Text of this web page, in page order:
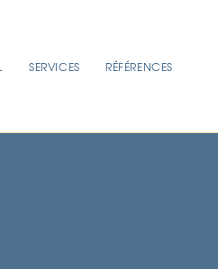
SERVICES RÉFÉRENCES